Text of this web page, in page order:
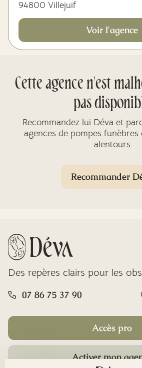
94800 Villejuif
Voir l'agence
Cette agence n'est
pas
Recommandez lui Déva et
agences de pompes funèbres
alentours
Recommander
Des repères clairs pour les
07 86 75 37 90
Accès pro
Activer mon